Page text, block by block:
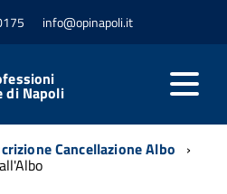
info@opinapoli.it
di Napoli
Cancellazione Albo